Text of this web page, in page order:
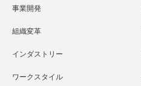
事業開発
組織変革
インダストリー
ワークスタイル